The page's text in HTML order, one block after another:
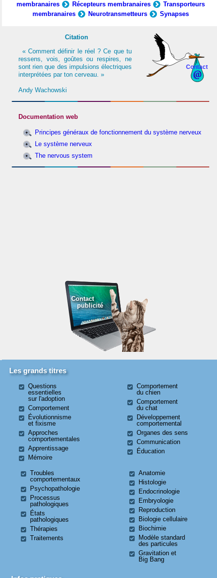
membranaires
Récepteurs membranaires
Transporteurs
membranaires
Neurotransmetteurs Synapses
Contact
Citation
« Comment définir le réel ? Ce que tu
ressens, vois, goûtes ou respires, ne
sont rien que des impulsions électriques
interprétées par ton cerveau. »
Andy Wachowski
Documentation web
Principes généraux de fonctionnement du système nerveux
Le système nerveux
The nervous system
Contact
publicité
Les grands titres
Questions
essentielles
sur l'adoption
Comportement
Évolutionnisme
et fixisme
Approches
comportementales
Apprentissage
Mémoire
Comportement
du chien
Comportement
du chat
Développement
comportemental
Organes des sens
Communication
Éducation
Troubles
comportementaux
Psychopathologie
Processus
pathologiques
États
pathologiques
Thérapies
Traitements
Anatomie
Histologie
Endocrinologie
Embryologie
Reproduction
Biologie cellulaire
Biochimie
Modèle standard
des particules
Gravitation et
Big Bang